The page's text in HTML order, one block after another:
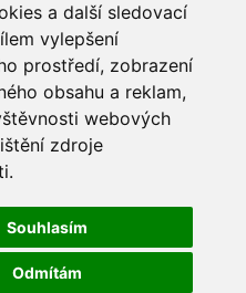
a další sledovací
vylepšení
prostředí, zobrazení
obsahu a reklam,
webových
zdroje
Souhlasím
Odmítám
"povstalecká" teritoria
obl., Krym) jsou stále
neuznaná jako
Tedy jsou stále